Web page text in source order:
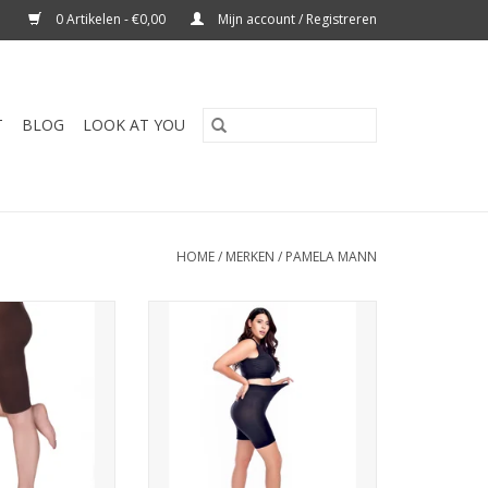
0 Artikelen - €0,00 Mijn account / Registreren
BLOG LOOK AT YOU
HOME/ MERKEN / PAMELA MANN
Curvy Anti
Mann
het schuren
dijen.
Panty short 90 denier Curvy Anti
Chafing Shorts Pamela Mann
Kort broekje tegen het schuren
tussen de dijen.